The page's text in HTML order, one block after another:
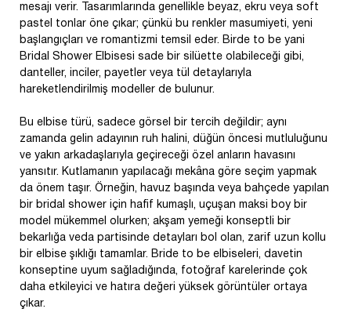
mesajı verir. Tasarımlarında genellikle beyaz, ekru veya soft
pastel tonlar öne çıkar; çünkü bu renkler masumiyeti, yeni
başlangıçları ve romantizmi temsil eder. Birde to be yani
Bridal Shower Elbisesi sade bir silüette olabileceği gibi,
danteller, inciler, payetler veya tül detaylarıyla
hareketlendirilmiş modeller de bulunur.
Bu elbise türü, sadece görsel bir tercih değildir; aynı
zamanda gelin adayının ruh halini, düğün öncesi mutluluğunu
ve yakın arkadaşlarıyla geçireceği özel anların havasını
yansıtır. Kutlamanın yapılacağı mekâna göre seçim yapmak
da önem taşır. Örneğin, havuz başında veya bahçede yapılan
bir bridal shower için hafif kumaşlı, uçuşan maksi boy bir
model mükemmel olurken; akşam yemeği konseptli bir
bekarlığa veda partisinde detayları bol olan, zarif uzun kollu
bir elbise şıklığı tamamlar. Bride to be elbiseleri, davetin
konseptine uyum sağladığında, fotoğraf karelerinde çok
daha etkileyici ve hatıra değeri yüksek görüntüler ortaya
çıkar.